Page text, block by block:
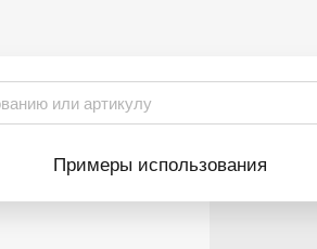
Примеры использования